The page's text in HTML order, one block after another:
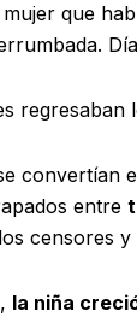
que
regresaban
convertían
entre
censores y
la niña